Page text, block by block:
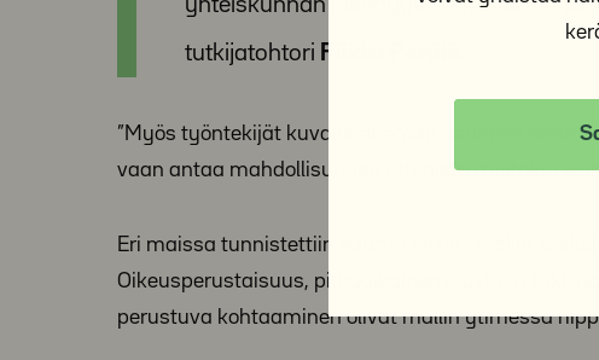
tutkijatohtori Riikka Perälä.
”Myös työntekijät kuvasivat oman asunnon
vaan antaa mahdollisuuden ratkaista muitakin
Eri maissa tunnistettiin Asunto ensin -mallin
Oikeusperustaisuus, pitkäaikainen joustava tuki,
perustuva kohtaaminen olivat mallin ytimessä